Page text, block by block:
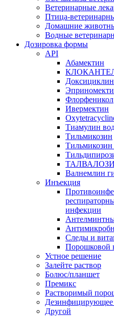
Ветеринарные
Птица-
Домашние
Водные
Дозировка формы
API
Абамектин
КЛОКАНТЕЛ
Флорфеникол
Ивермектин
Тиамулин
Тильмикозин
Тильмикозин
Валнемлин
Инъекция
инфекции
Следы и
Порошковой
Устное решение
Залейте раствор
Болюс/планшет
Премикс
Растворимый
Дезинфицирующее
Другой